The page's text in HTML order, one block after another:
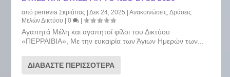
απόperrevia Σκριάπας |Δεκ 24, 2025 |Ανακοινώσεις ,Δράσεις
Μελών Δικτύου |0 |
Αγαπητά Μέλη και αγαπητοί φίλοι του Δικτύου
«ΠΕΡΡΑΙΒΙΑ», Με την ευκαιρία των Άγιων Ημερών των...
ΔΙΑΒΆΣΤΕ ΠΕΡΙΣΣΌΤΕΡΑ